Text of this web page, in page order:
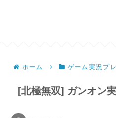
ホーム ゲーム実況プ
[北極無双] ガンオン